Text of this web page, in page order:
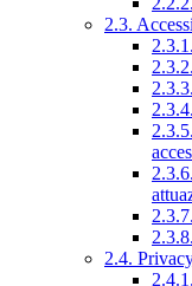
2.3.
2.4.